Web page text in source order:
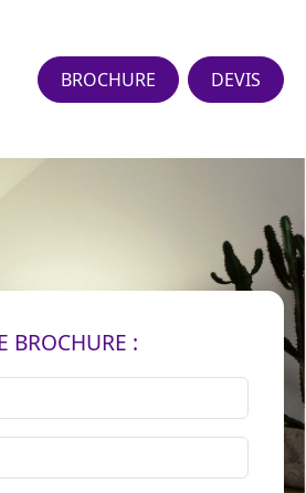
BROCHURE DEVIS
BROCHURE :